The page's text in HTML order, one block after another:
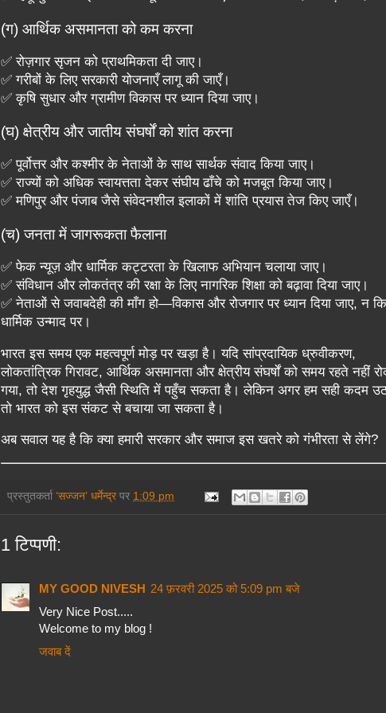
(ग) आर्थिक असमानता को कम करना
✅ रोज़गार सृजन को प्राथमिकता दी जाए।
✅ गरीबों के लिए सरकारी योजनाएँ लागू की जाएँ।
✅ कृषि सुधार और ग्रामीण विकास पर ध्यान दिया जाए।
(घ) क्षेत्रीय और जातीय संघर्षों को शांत करना
✅ पूर्वोत्तर और कश्मीर के नेताओं के साथ सार्थक संवाद किया जाए।
✅ राज्यों को अधिक स्वायत्तता देकर संघीय ढाँचे को मजबूत किया जाए।
✅ मणिपुर और पंजाब जैसे संवेदनशील इलाकों में शांति प्रयास तेज किए जाएँ।
(च) जनता में जागरूकता फैलाना
✅ फेक न्यूज़ और धार्मिक कट्टरता के खिलाफ अभियान चलाया जाए।
✅ संविधान और लोकतंत्र की रक्षा के लिए नागरिक शिक्षा को बढ़ावा दिया जाए।
✅ नेताओं से जवाबदेही की माँग हो—विकास और रोजगार पर ध्यान दिया जाए, न कि
धार्मिक उन्माद पर।
भारत इस समय एक महत्वपूर्ण मोड़ पर खड़ा है। यदि सांप्रदायिक ध्रुवीकरण,
लोकतांत्रिक गिरावट, आर्थिक असमानता और क्षेत्रीय संघर्षों को समय रहते नहीं
गया, तो देश गृहयुद्ध जैसी स्थिति में पहुँच सकता है। लेकिन अगर हम सही कदम
तो भारत को इस संकट से बचाया जा सकता है।
अब सवाल यह है कि क्या हमारी सरकार और समाज इस खतरे को गंभीरता से लेंगे?
प्रस्तुतकर्ता ‘सज्जन’ धर्मेन्द्र पर 1:09 pm
1 टिप्पणी:
MY GOOD NIVESH 24 फ़रवरी 2025 को 5:09 pm बजे
Very Nice Post.....
Welcome to my blog !
जवाब दें